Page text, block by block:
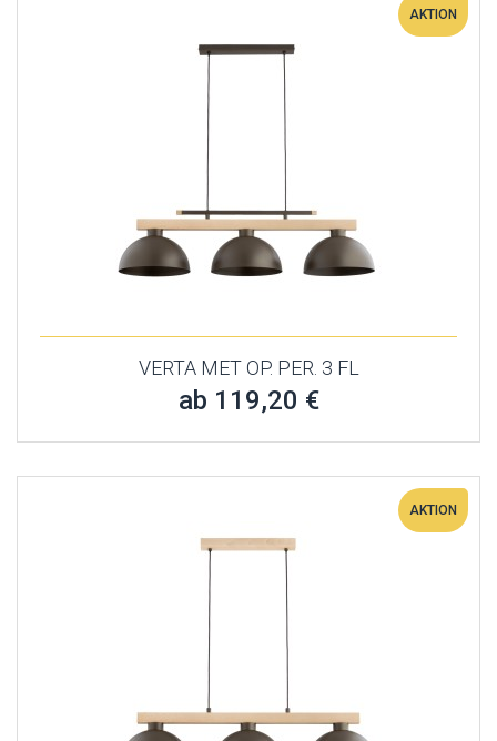
AKTION
VERTA MET OP. PER. 3 FL
ab 119,20 €
AKTION